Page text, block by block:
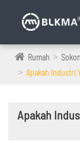
Rumah
Apakah Industri
Apakah